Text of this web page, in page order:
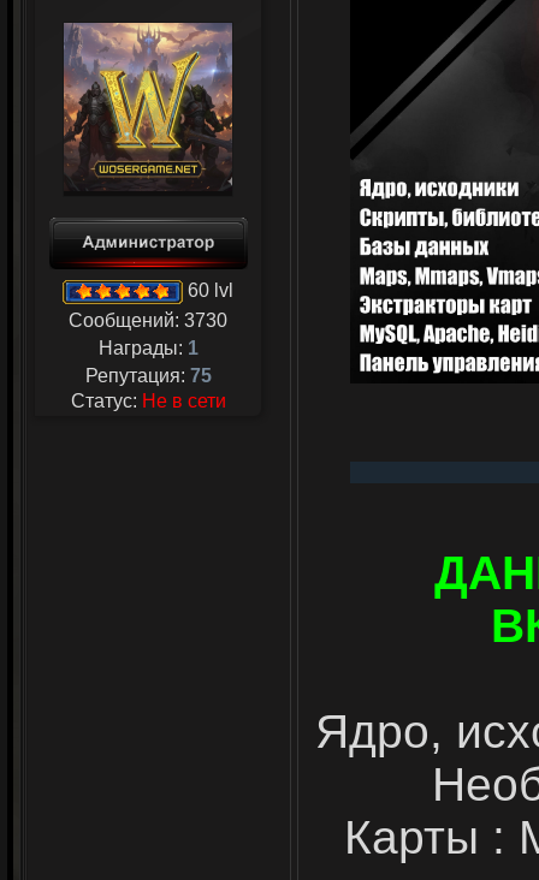
60 lvl
Сообщений: 3730
Награды: 1
Репутация: 75
Статус: Не в сети
Ядро,
Карты :